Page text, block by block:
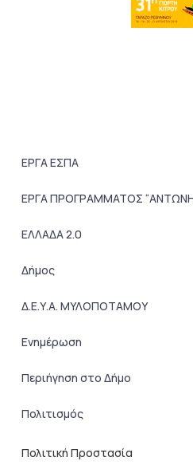
ΕΡΓΑ ΕΣΠΑ
ΕΡΓΑ ΠΡΟΓΡΑΜΜΑΤΟΣ
ΕΛΛΑΔΑ 2.0
Δήμος
Δ.Ε.Υ.Α. ΜΥΛΟΠΟΤΑΜΟΥ
Ενημέρωση
Περιήγηση στο Δήμο
Πολιτισμός
Πολιτική Προστασία